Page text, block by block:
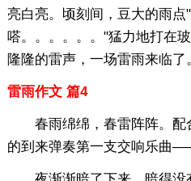
亮白亮。顷刻间，豆大的雨点
嗒。。。。。。"猛力地打在
隆隆的雷声，一场雷雨来临了
雷雨作文 篇4
春雨绵绵，春雷阵阵。配
的到来弹奏第一支交响乐曲